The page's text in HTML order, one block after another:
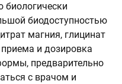
биодоступностью
магния, глицинат
и дозировка
предварительно
с врачом и